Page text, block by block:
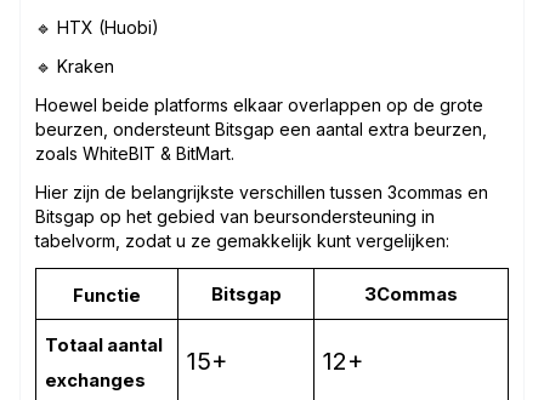
🔹 HTX (Huobi)
🔹 Kraken
Hoewel beide platforms elkaar overlappen op de grote
beurzen, ondersteunt Bitsgap een aantal extra beurzen,
zoals WhiteBIT & BitMart.
Hier zijn de belangrijkste verschillen tussen 3commas en
Bitsgap op het gebied van beursondersteuning in
tabelvorm, zodat u ze gemakkelijk kunt vergelijken:
Functie Bitsgap 3Commas
Totaal aantal
exchanges
15+ 12+